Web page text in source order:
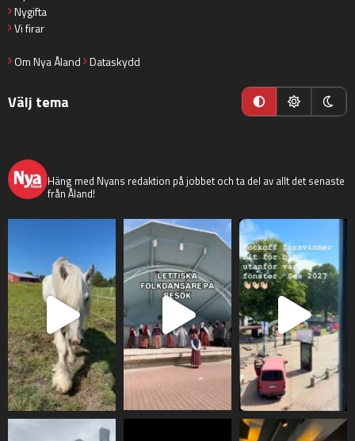
Nygifta
Vi firar
Om Nya Åland Dataskydd
Välj tema
Häng med Nyans redaktion på jobbet och ta del av allt det senaste
från Åland!